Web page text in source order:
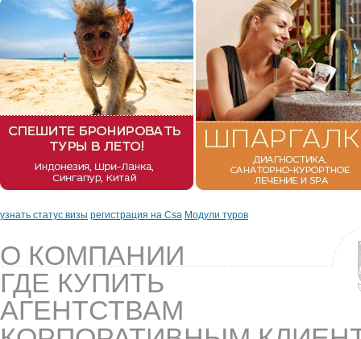
узнать статус визы регистрация на Csa Модули туров
О КОМПАНИИ
ГДЕ КУПИТЬ
АГЕНТСТВАМ